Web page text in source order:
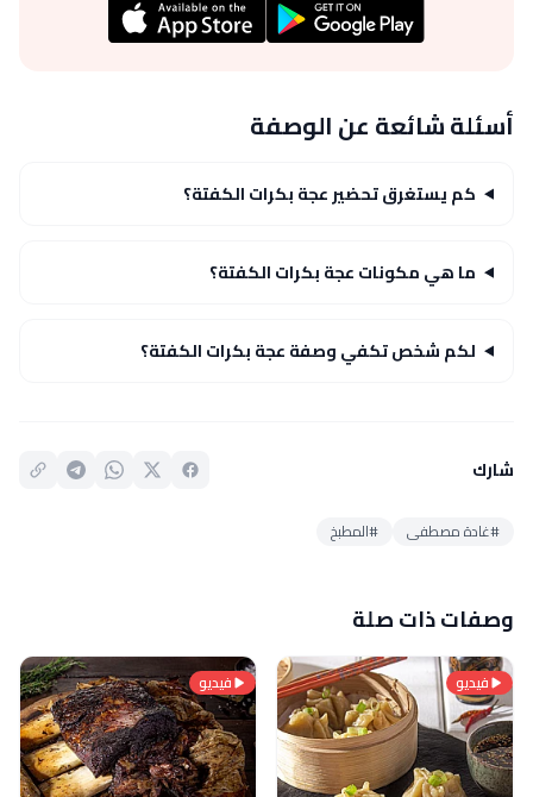
أسئلة شائعة عن الوصفة
كم يستغرق تحضير عجة بكرات الكفتة؟
ما هي مكونات عجة بكرات الكفتة؟
لكم شخص تكفي وصفة عجة بكرات الكفتة؟
شارك
#غادة مصطفى #المطبخ
وصفات ذات صلة
فيديو فيديو